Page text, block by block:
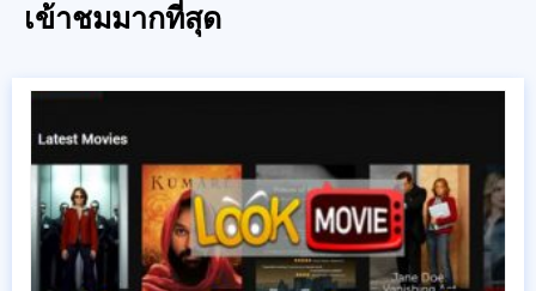
เข้าชมมากที่สุด